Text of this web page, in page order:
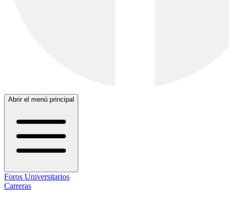
Abrir el menú principal
Foros Universitarios
Carreras